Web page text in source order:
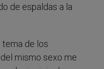
de espaldas a la
tema de los
mismo sexo me